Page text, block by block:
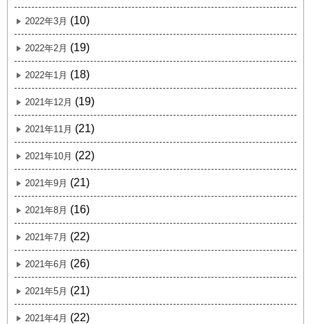
2022年3月 (10)
2022年2月 (19)
2022年1月 (18)
2021年12月 (19)
2021年11月 (21)
2021年10月 (22)
2021年9月 (21)
2021年8月 (16)
2021年7月 (22)
2021年6月 (26)
2021年5月 (21)
2021年4月 (22)